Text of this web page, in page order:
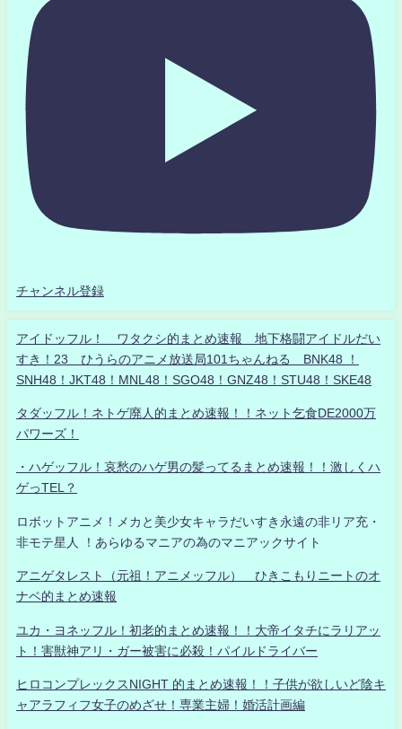
チャンネル登録
アイドッフル！ ワタクシ的まとめ速報 地下格闘アイドルだい
すき！23 ひうらのアニメ放送局101ちゃんねる BNK48 ！
SNH48！JKT48！MNL48！SGO48！GNZ48！STU48！SKE48
タダッフル！ネトゲ廃人的まとめ速報！！ネット乞食DE2000万
パワーズ！
・ハゲッフル！哀愁のハゲ男の髪ってるまとめ速報！！激しくハ
ゲっTEL？
ロボットアニメ！メカと美少女キャラだいすき永遠の非リア充・
非モテ星人 ！あらゆるマニアの為のマニアックサイト
アニゲタレスト（元祖！アニメッフル） ひきこもりニートのオ
ナベ的まとめ速報
ユカ・ヨネッフル！初老的まとめ速報！！大帝イタチにラリアッ
ト！害獣神アリ・ガー被害に必殺！パイルドライバー
ヒロコンプレックスNIGHT 的まとめ速報！！子供が欲しいど陰キ
ャアラフィフ女子のめざせ！専業主婦！婚活計画編